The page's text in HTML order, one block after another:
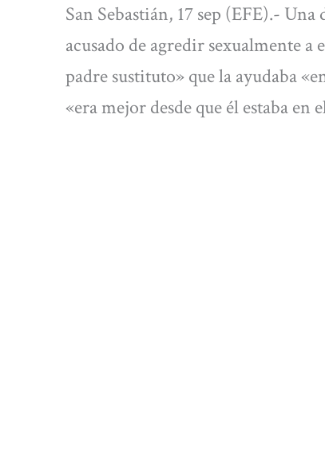
San Sebastián, 17 sep (EFE).-
acusado de agredir sexualmente a
padre sustituto» que la ayudaba
«era mejor desde que él estaba en